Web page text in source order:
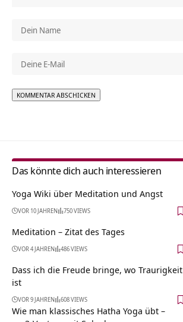
Das könnte dich auch interessieren
Yoga Wiki über Meditation und Angst
VOR 10 JAHREN 750 VIEWS
Meditation – Zitat des Tages
VOR 4 JAHREN 486 VIEWS
Dass ich die Freude bringe, wo Traurigkeit
ist
VOR 9 JAHREN 608 VIEWS
Wie man klassisches Hatha Yoga übt –